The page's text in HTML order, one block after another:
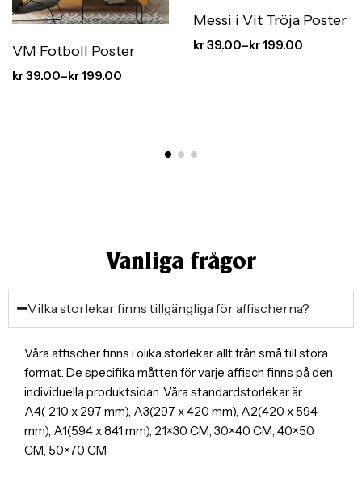
VM Fotboll Poster
kr39.00–kr199.00
Messi i Vit Tröja Poster
kr39.00–kr199.00
Vanliga frågor
Vilka storlekar finns tillgängliga för affischerna?
Våra affischer finns i olika storlekar, allt från små till stora
format. De specifika måtten för varje affisch finns på den
individuella produktsidan. Våra standardstorlekar är
A4( 210 x 297 mm), A3(297 x 420 mm), A2(420 x 594
mm), A1(594 x 841 mm), 21×30 CM, 30×40 CM, 40×50
CM, 50×70 CM